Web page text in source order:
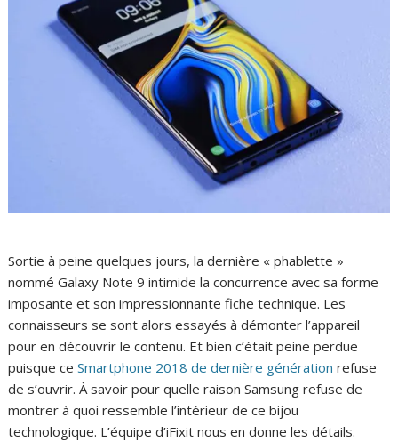
Sortie à peine quelques jours, la dernière « phablette »
nommé Galaxy Note 9 intimide la concurrence avec sa forme
imposante et son impressionnante fiche technique. Les
connaisseurs se sont alors essayés à démonter l’appareil
pour en découvrir le contenu. Et bien c’était peine perdue
puisque ceSmartphone 2018 de dernière génération refuse
de s’ouvrir. À savoir pour quelle raison Samsung refuse de
montrer à quoi ressemble l’intérieur de ce bijou
technologique. L’équipe d’iFixit nous en donne les détails.